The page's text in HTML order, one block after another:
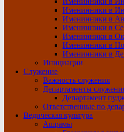
Именинники в
Именинники в
Именинники в
Именинники в
Именинники в
Именинники в
Инициации
Служение
Важность служения
Департаменты
Департамент
Ответственные по
Ведическая культура
Ашрамы